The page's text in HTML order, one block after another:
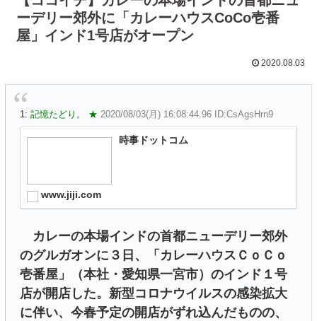
ーデリー郊外に「カレーハウスCoCo壱番
屋」インド1号店がオープン
2020.08.03
1: 記憶たどり。 ★ 2020/08/03(月) 16:08:44.96 ID:CsAgsHrn9
時事ドットコム
www.jiji.com
カレーの本場インドの首都ニューデリー郊外
のグルガオンに３日、「カレーハウスＣｏＣｏ
壱番屋」（本社・愛知県一宮市）のインド１号
店が開店した。新型コロナウイルスの感染拡大
に伴い、今春予定の開店がずれ込んだものの、